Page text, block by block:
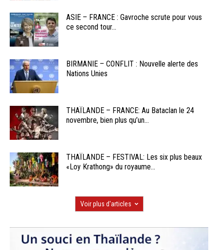
ASIE – FRANCE : Gavroche scrute pour vous
ce second tour...
BIRMANIE – CONFLIT : Nouvelle alerte des
Nations Unies
THAÏLANDE – FRANCE: Au Bataclan le 24
novembre, bien plus qu’un...
THAÏLANDE – FESTIVAL: Les six plus beaux
«Loy Krathong» du royaume...
Voir plus d'articles